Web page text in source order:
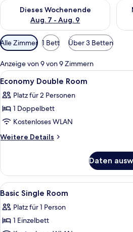
Dieses Wochenende
Aug. 7 - Aug. 9
Überprüfe die Verfügbarkeit für
Verfügbare
Filter
für
Zimmer
Alle Zimmer 1 Bett Über 3 Betten
Anzeige von 9 von 9 Zimmern
Alle
Fotos
für
Economy
Double
Room
Ein
10
Economy Double Room
Platz für 2 Personen
1 Doppelbett
Kostenloses WLAN
Weitere Details
Weitere
Double
Room
Daten
Alle
Fotos
für
Basic
Ein
3
Basic Single Room
Platz für 1 Person
1 Einzelbett